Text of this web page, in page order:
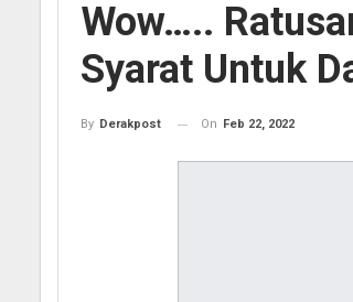
Wow…..
Syarat Untuk
By Derakpost On Feb 22, 2022